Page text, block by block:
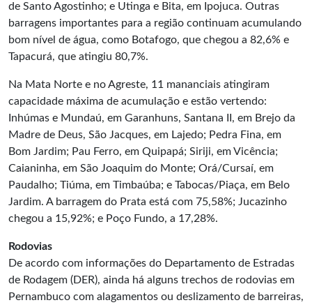
de Santo Agostinho; e Utinga e Bita, em Ipojuca. Outras
barragens importantes para a região continuam acumulando
bom nível de água, como Botafogo, que chegou a 82,6% e
Tapacurá, que atingiu 80,7%.
Na Mata Norte e no Agreste, 11 mananciais atingiram
capacidade máxima de acumulação e estão vertendo:
Inhúmas e Mundaú, em Garanhuns, Santana II, em Brejo da
Madre de Deus, São Jacques, em Lajedo; Pedra Fina, em
Bom Jardim; Pau Ferro, em Quipapá; Siriji, em Vicência;
Caianinha, em São Joaquim do Monte; Orá/Cursaí, em
Paudalho; Tiúma, em Timbaúba; e Tabocas/Piaça, em Belo
Jardim. A barragem do Prata está com 75,58%; Jucazinho
chegou a 15,92%; e Poço Fundo, a 17,28%.
Rodovias
De acordo com informações do Departamento de Estradas
de Rodagem (DER), ainda há alguns trechos de rodovias em
Pernambuco com alagamentos ou deslizamento de barreiras,